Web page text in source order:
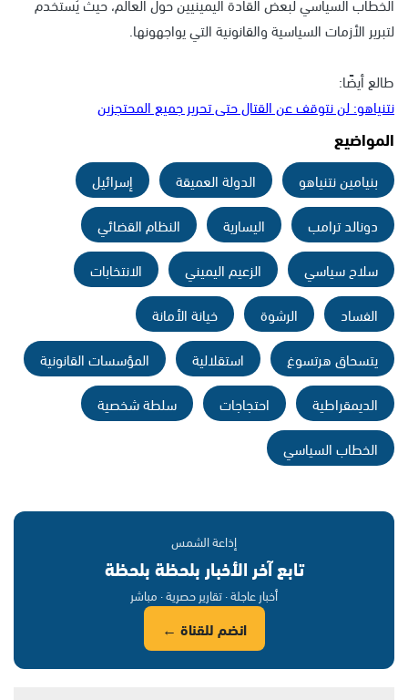
لتبرير الأزمات السياسية والقانونية التي يواجهونها.
طالع أيضًا:
نتنياهو: لن نتوقف عن القتال حتى تحرير جميع المحتجزين
المواضيع
بنيامين نتنياهو الدولة العميقة
إسرائيل
دونالد ترامب
اليسارية
النظام القضائي
سلاح سياسي
الزعيم اليميني
الانتخابات
الفساد
الرشوة
خيانة الأمانة
يتسحاق هرتسوغ
استقلالية
المؤسسات القانونية
الديمقراطية
احتجاجات
سلطة شخصية
الخطاب السياسي
إذاعة الشمس
تابع آخر الأخبار بلحظة بلحظة
أخبار عاجلة · تقارير حصرية · مباشر
انضم للقناة ←